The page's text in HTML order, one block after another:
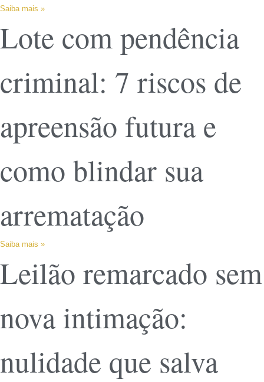
Saiba mais »
Lote com pendência
criminal: 7 riscos de
apreensão futura e
como blindar sua
arrematação
Saiba mais »
Leilão remarcado sem
nova intimação:
nulidade que salva